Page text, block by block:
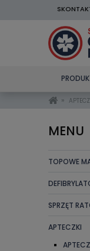
»
MENU
TOPOWE
SPRZĘT
APTECZKI